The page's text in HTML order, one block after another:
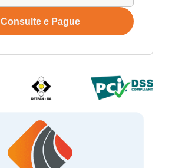
Consulte e Pague